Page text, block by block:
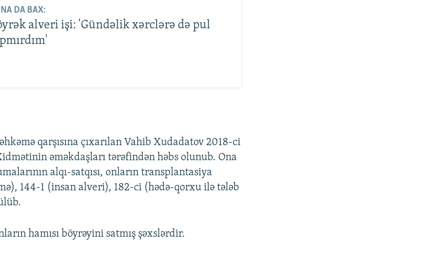
DA BAX:
alveri işi: 'Gündəlik xərclərə də pul
qarşısına çıxarılan Vahib Xudadatov 2018-ci
əməkdaşları tərəfindən həbs olunub. Ona
alqı-satqısı, onların transplantasiya
144-1 (insan alveri), 182-ci (hədə-qorxu ilə tələb
hamısı böyrəyini satmış şəxslərdir.